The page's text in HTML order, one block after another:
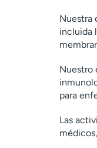
Nuestra
incluida
Nuestro
para
Las